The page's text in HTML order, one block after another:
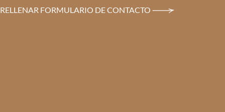
RELLENAR FORMULARIO DE CONTACTO